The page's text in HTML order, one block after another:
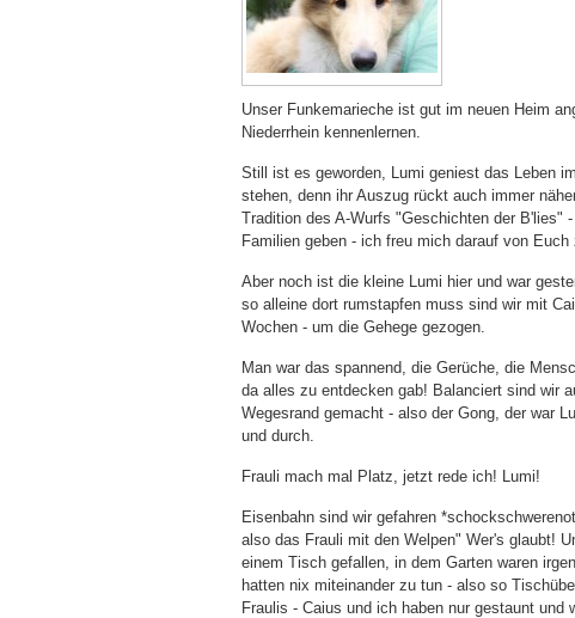
Unser Funkemarieche ist gut im neuen Heim
Niederrhein kennenlernen.
Still ist es geworden, Lumi geniest das Leben
stehen, denn ihr Auszug rückt auch immer
Tradition des A-Wurfs "Geschichten der B'lies"
Familien geben - ich freu mich darauf von
Aber noch ist die kleine Lumi hier und war
so alleine dort rumstapfen muss sind wir mit
Wochen - um die Gehege gezogen.
Man war das spannend, die Gerüche, die
da alles zu entdecken gab! Balanciert sind wir
Wegesrand gemacht - also der Gong, der war
und durch.
Frauli mach mal Platz, jetzt rede ich! Lumi!
Eisenbahn sind wir gefahren
also das Frauli mit den Welpen" Wer's glaubt!
einem Tisch gefallen, in dem Garten waren
hatten nix miteinander zu tun - also so
Fraulis - Caius und ich haben nur gestaunt